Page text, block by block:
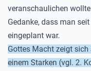
veranschaulichen
Gedanke, dass man
eingeplant war.
Gottes Macht zeigt
einem Starken (vgl. 2.